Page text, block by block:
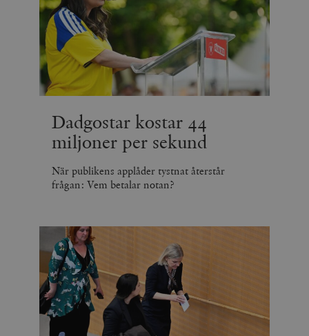
Dadgostar kostar 44
miljoner per sekund
När publikens applåder tystnat återstår
frågan: Vem betalar notan?